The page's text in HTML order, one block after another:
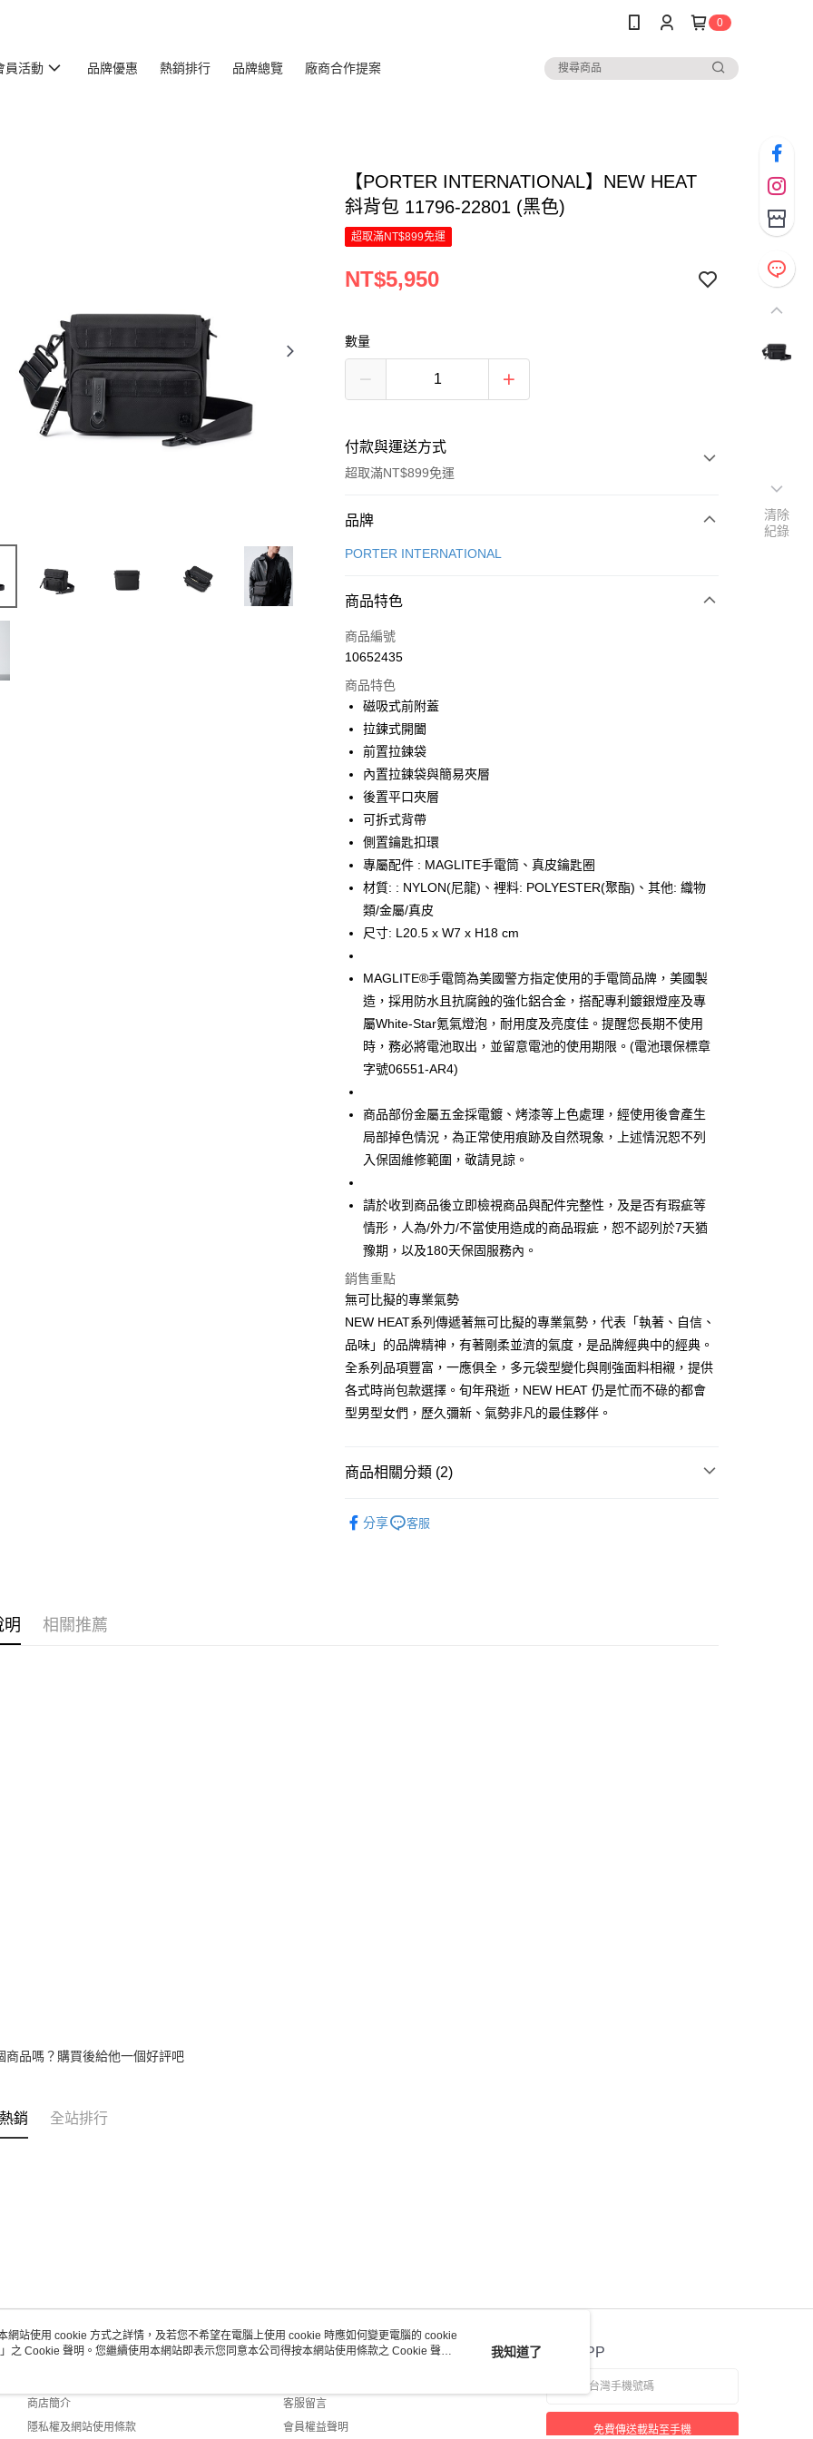
0
員活動 品牌優惠 熱銷排行 品牌總覽 廠商合作提案
【PORTER INTERNATIONAL】NEW HEAT
斜背包 11796-22801 (黑色)
超取滿NT$899免運
NT$5,950
數量
付款與運送方式
超取滿NT$899免運
付款方式
信用卡一次付款
合作金庫商業銀行
華南商業銀行
上海商業儲蓄銀行
國泰世華商業銀行
臺灣中小企業銀行
聯邦商業銀行
元大商業銀行
玉山商業銀行
台新國際商業銀行
台灣樂天信用卡公司
LINE Pay
Apple Pay
街口支付
悠遊付
Google Pay
全盈+PAY
大哥付你分期
相關說明
【大哥付你分期使用說明】
1.本服務由台灣大哥大提供，台灣大哥大用戶可立即使用無須另外申請。
流程，驗證手機門號後，選擇欲分期的期數、繳款截止日，確認付款後即
完成交易。
3.實際核准額度、可分期數及費用金額請依後續交易確認頁面所載為準。
4.訂單成立30分鐘內，如未前往確認交易或遇審核未通過，訂單將自動取
消。如遇「轉專審核」未通過狀況，表示未達大哥付你分期系統評分，恕
無法說明評估內容。
【繳款方式說明】
1.分期款項不併入電信帳單，「大哥付你分期」於每月結算日後寄送繳費提
醒簡訊。
【注意事項】
1.本服務係由「台灣大哥大股份有限公司」（以下簡稱本公司）所提供，讓
用戶於交易時，得透過本服務購買商品或服務，並由商店將買賣／分期付
款買賣價金債權讓與本公司後，依約使用本公司帳單繳交帳款。
2.基於同意付款使用「大哥付你分期」之契約關係目的，商店將以您的個人
用，由本公司與您本人進行分期帳單所需資料之確認、核對及更正。
3.完整用戶服務條款，請詳閱以下連結：
AFTEE先享後付
相關說明
【關於「AFTEE先享後付」】
AFTEE先享後付是「在收到商品之後才付款」的支付方式。 讓您購物簡單
便利好安心！
１．簡單：不需註冊會員、不需綁卡、不需儲值。
２．便利：只要手機號碼，簡訊認證，即可結帳。
３．安心：先確認商品／服務後，再付款。
１．於結帳方式選擇「AFTEE先享後付」後，將跳轉至「AFTEE先享後
付」結帳頁面，進行簡訊認證並確認金額後，即可完成結帳。
２．訂單成立數日內，您將收到繳費通知簡訊。
３．收到繳費通知簡訊後14天內，點擊此簡訊中的連結，可透過四大超商
／ATM／網路銀行／等多元方式進行付款，方視為交易完成。
※ 請注意：結帳手續完成當下不需立刻繳費，但若您需要取消訂單，請聯
先享後付繳納相關費用。
※ 交易是否成功請以「AFTEE先享後付 」之結帳頁面顯示為準，若有關於
是否繳費成功／繳費後需取消欲退款等相關疑問，請聯繫「AFTEE先享後
付客戶支援中心」 https://netprotections.freshdesk.com/support/home
【注意事項】
１．透過由恩沛科技股份有限公司提供之「AFTEE先享後付」服務完成之
交易，需依本服務之必要範圍內提供個人資料，並將交易相關給付款項請
求債權轉讓予恩沛科技股份有限公司。
https://aftee.tw/terms/#terms3
３．未成年的使用者請事先徵得法定代理人或監護人之同意方可使用
「AFTEE先享後付」，若未經同意申辦者引起之損失，本公司不負相關責
任。
４．使用「AFTEE先享後付」時，將依據個別帳號之用戶狀況，依本公司
５．嚴禁一人註冊多個帳號或使用他人資訊註冊。若發現惡意使用之情
形，恩沛科技股份有限公司將有權停止該用戶之使用額度並採取法律行
ATM付款
運送方式
付款後全家取貨
每筆NT$70，滿NT$899(含以上)免運費
付款後7-11取貨
每筆NT$70，滿NT$899(含以上)免運費
宅配
每筆NT$100，滿NT$1,000(含以上)免運費
京站台北店客服中心(1F星巴克旁) 即日起不提供京站紙袋，取件時
請自備購物袋，若需購買紙袋可現場詢問
免運費
品牌
PORTER INTERNATIONAL
商品特色
商品編號
10652435
商品特色
磁吸式前附蓋
拉鍊式開闔
前置拉鍊袋
內置拉鍊袋與簡易夾層
後置平口夾層
可拆式背帶
側置鑰匙扣環
專屬配件 : MAGLITE手電筒、真皮鑰匙圈
材質: : NYLON(尼龍)、裡料: POLYESTER(聚酯)、其他: 織物
類/金屬/真皮
尺寸: L20.5 x W7 x H18 cm
MAGLITE®手電筒為美國警方指定使用的手電筒品牌，美國製
造，採用防水且抗腐蝕的強化鋁合金，搭配專利鍍銀燈座及專
屬White-Star氪氣燈泡，耐用度及亮度佳。提醒您長期不使用
時，務必將電池取出，並留意電池的使用期限。(電池環保標章
字號06551-AR4)
商品部份金屬五金採電鍍、烤漆等上色處理，經使用後會產生
局部掉色情況，為正常使用痕跡及自然現象，上述情況恕不列
入保固維修範圍，敬請見諒。
請於收到商品後立即檢視商品與配件完整性，及是否有瑕疵等
情形，人為/外力/不當使用造成的商品瑕疵，恕不認列於7天猶
豫期，以及180天保固服務內。
銷售重點
無可比擬的專業氣勢
NEW HEAT系列傳遞著無可比擬的專業氣勢，代表「執著、自信、
品味」的品牌精神，有著剛柔並濟的氣度，是品牌經典中的經典。
全系列品項豐富，一應俱全，多元袋型變化與剛強面料相襯，提供
各式時尚包款選擇。旬年飛逝，NEW HEAT 仍是忙而不碌的都會
型男型女們，歷久彌新、氣勢非凡的最佳夥伴。
商品相關分類 (2)
分享 客服
明 相關推薦
商品嗎？購買後給他一個好評吧
銷 全站排行
關於我們
商店簡介
隱私權及網站使用條款
客服資訊
客服留言
會員權益聲明
官方APP
免費傳送載點至手機
清除
紀錄
網站使用 cookie 方式之詳情，及若您不希望在電腦上使用 cookie 時應如何變更電腦的 cookie
」之 Cookie 聲明。您繼續使用本網站即表示您同意本公司得按本網站使用條款之 Cookie 聲明
我知道了